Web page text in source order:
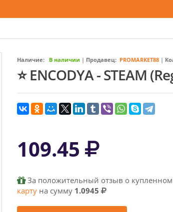
Наличие: В наличии | Продавец: PROMARKET88 |
⭐️ ENCODYA - STEAM
109.45
За положительный отзыв о купленном
карту на сумму 1.0945